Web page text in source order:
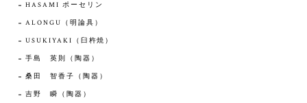
HASAMI ポーセリン
ALONGU（明論具）
USUKIYAKI（臼杵焼）
手島 英則（陶器）
桑田 智香子（陶器）
吉野 瞬（陶器）